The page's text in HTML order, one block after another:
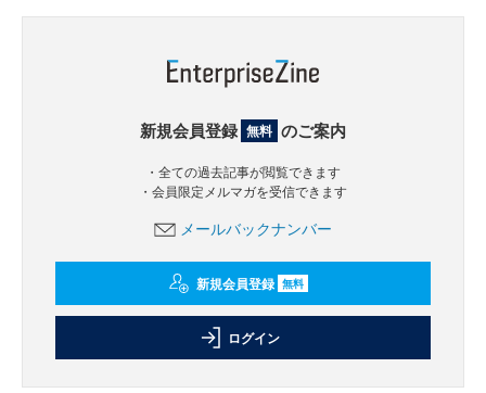
新規会員登録 無料 のご案内
・全ての過去記事が閲覧できます
・会員限定メルマガを受信できます
メールバックナンバー
新規会員登録 無料
ログイン